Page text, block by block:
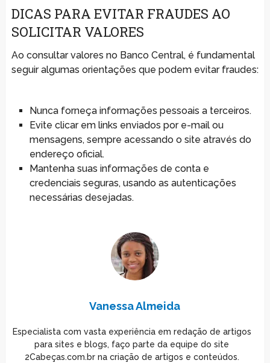
DICAS PARA EVITAR FRAUDES AO
SOLICITAR VALORES
Ao consultar valores no Banco Central, é fundamental
seguir algumas orientações que podem evitar fraudes:
Nunca forneça informações pessoais a terceiros.
Evite clicar em links enviados por e-mail ou
mensagens, sempre acessando o site através do
endereço oficial.
Mantenha suas informações de conta e
credenciais seguras, usando as autenticações
necessárias desejadas.
Vanessa Almeida
Especialista com vasta experiência em redação de artigos
para sites e blogs, faço parte da equipe do site
2Cabeças.com.br na criação de artigos e conteúdos.